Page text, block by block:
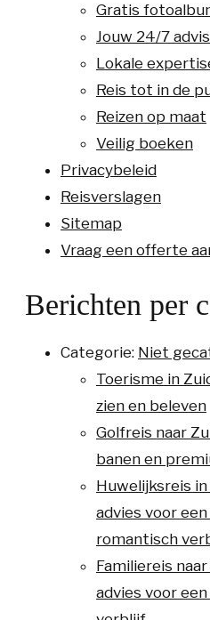
Gratis
Jouw 24/7
Lokale
Reis tot in de
Reizen op maat
Veilig boeken
Privacybeleid
Reisverslagen
Sitemap
Vraag een offerte
Berichten per
Categorie: Niet
Toerisme in
zien en beleven
Golfreis naar
banen en
Huwelijksreis
advies voor
romantisch
Familiereis
advies voor